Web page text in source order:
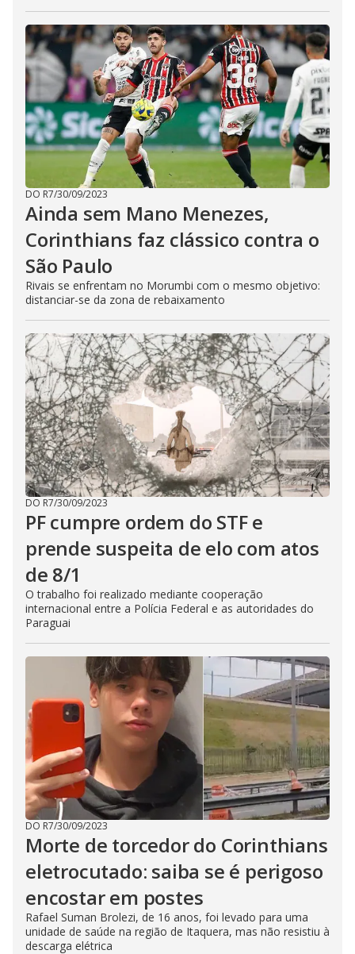
DO R7/30/09/2023
Ainda sem Mano Menezes,
Corinthians faz clássico contra o
São Paulo
Rivais se enfrentam no Morumbi com o mesmo objetivo:
distanciar-se da zona de rebaixamento
DO R7/30/09/2023
PF cumpre ordem do STF e
prende suspeita de elo com atos
de 8/1
O trabalho foi realizado mediante cooperação
internacional entre a Polícia Federal e as autoridades do
Paraguai
DO R7/30/09/2023
Morte de torcedor do Corinthians
eletrocutado: saiba se é perigoso
encostar em postes
Rafael Suman Brolezi, de 16 anos, foi levado para uma
unidade de saúde na região de Itaquera, mas não resistiu à
descarga elétrica